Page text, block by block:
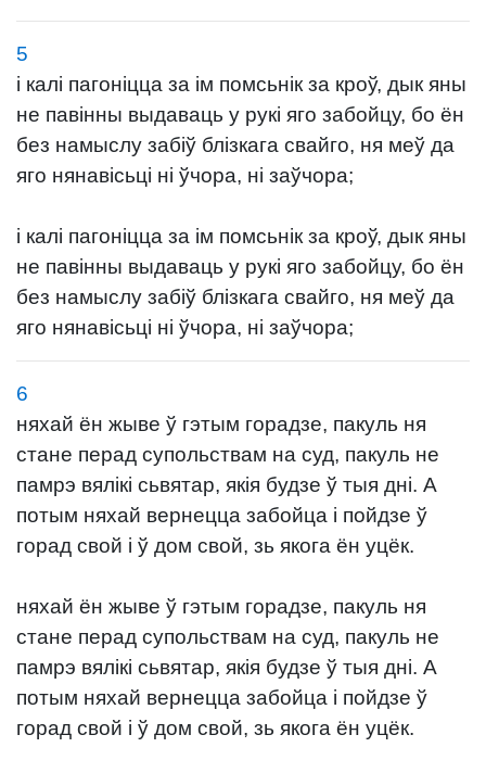
5
і калі пагоніцца за ім помсьнік за кроў, дык яны
не павінны выдаваць у рукі яго забойцу, бо ён
без намыслу забіў блізкага свайго, ня меў да
яго нянавісьці ні ўчора, ні заўчора;
і калі пагоніцца за ім помсьнік за кроў, дык яны
не павінны выдаваць у рукі яго забойцу, бо ён
без намыслу забіў блізкага свайго, ня меў да
яго нянавісьці ні ўчора, ні заўчора;
6
няхай ён жыве ў гэтым горадзе, пакуль ня
стане перад супольствам на суд, пакуль не
памрэ вялікі сьвятар, якія будзе ў тыя дні. А
потым няхай вернецца забойца і пойдзе ў
горад свой і ў дом свой, зь якога ён уцёк.
няхай ён жыве ў гэтым горадзе, пакуль ня
стане перад супольствам на суд, пакуль не
памрэ вялікі сьвятар, якія будзе ў тыя дні. А
потым няхай вернецца забойца і пойдзе ў
горад свой і ў дом свой, зь якога ён уцёк.